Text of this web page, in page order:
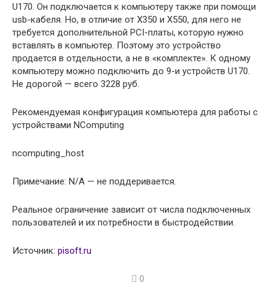
U170. Он подключается к компьютеру также при помощи
usb-кабеля. Но, в отличие от X350 и X550, для него не
требуется дополнительной PCI-платы, которую нужно
вставлять в компьютер. Поэтому это устройство
продается в отдельности, а не в «комплекте». К одному
компьютеру можно подключить до 9-и устройств U170.
Не дорогой — всего 3228 руб.
Рекомендуемая конфигурация компьютера для работы с
устройствами NComputing
ncomputing_host
Примечание: N/A — не поддеривается.
Реальное ограничение зависит от числа подключенных
пользователей и их потребности в быстродействии.
Источник: pisoft.ru
0